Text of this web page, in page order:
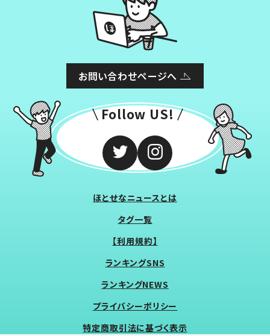
お問い合わせページへ
Follow US!
ほとせなニュースとは
タグ一覧
【利用規約】
ランキングSNS
ランキングNEWS
プライバシーポリシー
特定商取引法に基づく表示